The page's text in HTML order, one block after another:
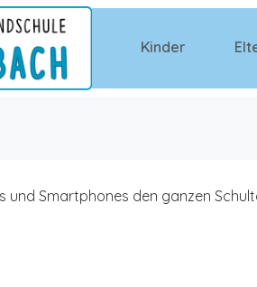
Kinder
Smartphones den ganzen